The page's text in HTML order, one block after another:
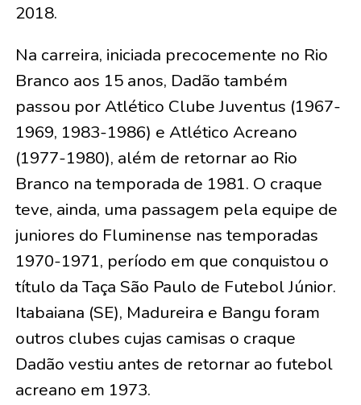
2018.
Na carreira, iniciada precocemente no Rio
Branco aos 15 anos, Dadão também
passou por Atlético Clube Juventus (1967-
1969, 1983-1986) e Atlético Acreano
(1977-1980), além de retornar ao Rio
Branco na temporada de 1981. O craque
teve, ainda, uma passagem pela equipe de
juniores do Fluminense nas temporadas
1970-1971, período em que conquistou o
título da Taça São Paulo de Futebol Júnior.
Itabaiana (SE), Madureira e Bangu foram
outros clubes cujas camisas o craque
Dadão vestiu antes de retornar ao futebol
acreano em 1973.